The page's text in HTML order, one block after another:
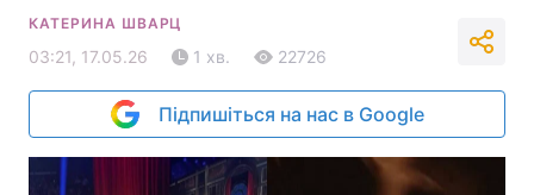
КАТЕРИНА ШВАРЦ
03:21, 17.05.26 1 хв. 22726
Підпишіться на нас в Google